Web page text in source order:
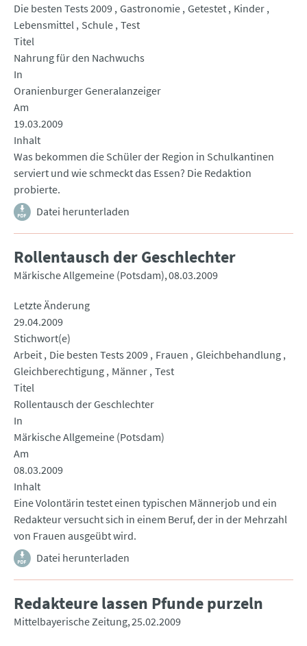
Die besten Tests 2009 Gastronomie Getestet Kinder
Lebensmittel Schule Test
Titel
Nahrung für den Nachwuchs
In
Oranienburger Generalanzeiger
Am
19.03.2009
Inhalt
Was bekommen die Schüler der Region in Schulkantinen
serviert und wie schmeckt das Essen? Die Redaktion
probierte.
Datei herunterladen
Rollentausch der Geschlechter
Märkische Allgemeine (Potsdam) 08.03.2009
Letzte Änderung
29.04.2009
Stichwort(e)
Arbeit Die besten Tests 2009 Frauen Gleichbehandlung
Gleichberechtigung Männer Test
Titel
Rollentausch der Geschlechter
In
Märkische Allgemeine (Potsdam)
Am
08.03.2009
Inhalt
Eine Volontärin testet einen typischen Männerjob und ein
Redakteur versucht sich in einem Beruf, der in der Mehrzahl
von Frauen ausgeübt wird.
Datei herunterladen
Redakteure lassen Pfunde purzeln
Mittelbayerische Zeitung 25.02.2009